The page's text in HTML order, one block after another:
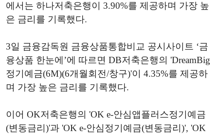
에서는 하나저축은행이 3.90%를 제공하며 가장 높
은 금리를 기록했다.
3일 금융감독원 금융상품통합비교 공시사이트 ‘금
융상품 한눈에’에 따르면 DB저축은행의 'DreamBig
정기예금(6M)(6개월회전/창구)'이 4.35%를 제공하
며 가장 높은 금리를 기록했다.
이어 OK저축은행의 'OK e-안심앱플러스정기예금
(변동금리)'과 'OK e-안심정기예금(변동금리)', 'OK